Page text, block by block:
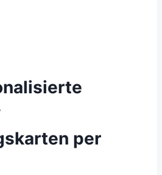
per